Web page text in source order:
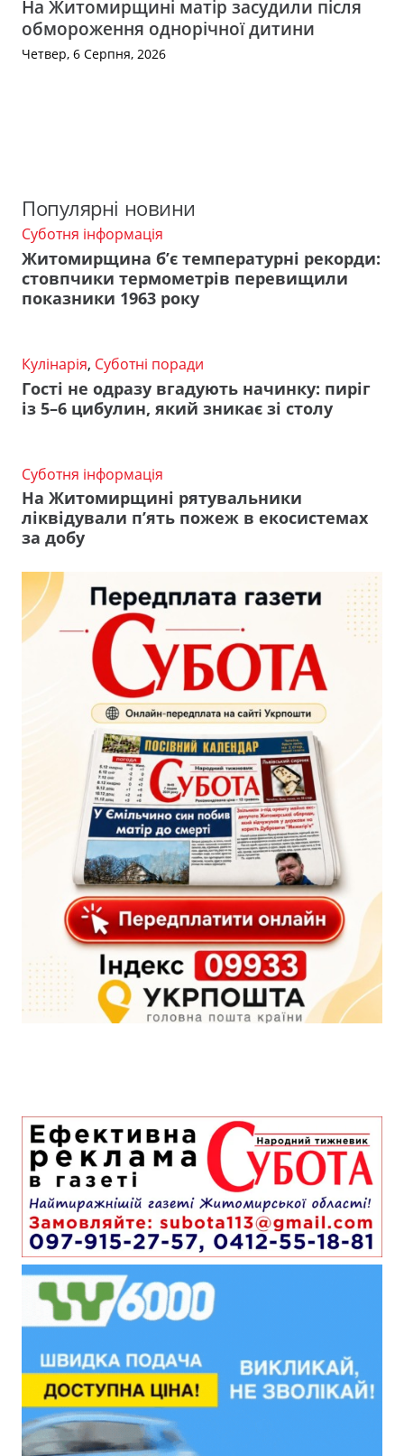
На Житомирщині матір засудили після
обмороження однорічної дитини
Четвер, 6 Серпня, 2026
Популярні новини
Суботня інформація
Житомирщина б’є температурні рекорди:
стовпчики термометрів перевищили
показники 1963 року
Кулінарія, Суботні поради
Гості не одразу вгадують начинку: пиріг
із 5–6 цибулин, який зникає зі столу
Суботня інформація
На Житомирщині рятувальники
ліквідували п’ять пожеж в екосистемах
за добу